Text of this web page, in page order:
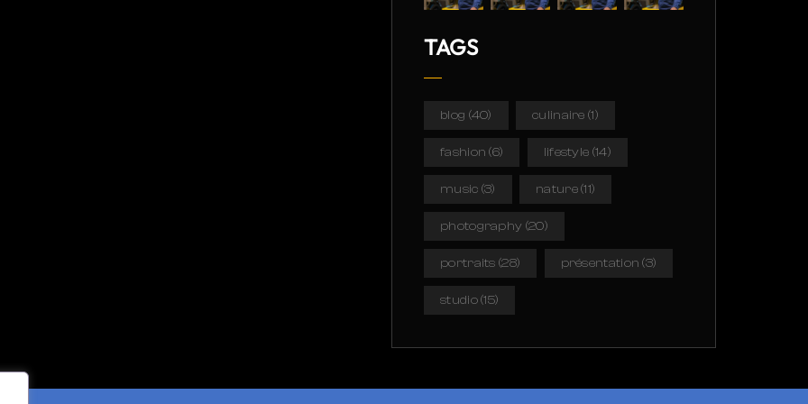
TAGS
blog (40) culinaire (1)
fashion (6) lifestyle (14)
music (3) nature(11)
photography (20)
portraits (28) présentation (3)
studio(15)